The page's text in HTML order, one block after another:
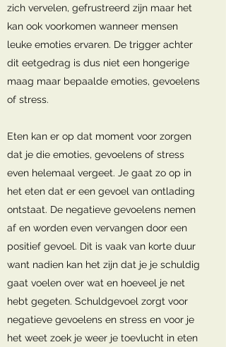
zich vervelen, gefrustreerd zijn maar het
kan ook voorkomen wanneer mensen
leuke emoties ervaren. De trigger achter
dit eetgedrag is dus niet een hongerige
maag maar bepaalde emoties, gevoelens
of stress.
Eten kan er op dat moment voor zorgen
dat je die emoties, gevoelens of stress
even helemaal vergeet. Je gaat zo op in
het eten dat er een gevoel van ontlading
ontstaat. De negatieve gevoelens nemen
af en worden even vervangen door een
positief gevoel. Dit is vaak van korte duur
want nadien kan het zijn dat je je schuldig
gaat voelen over wat en hoeveel je net
hebt gegeten. Schuldgevoel zorgt voor
negatieve gevoelens en stress en voor je
het weet zoek je weer je toevlucht in eten